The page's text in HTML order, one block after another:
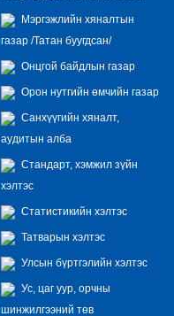
Мэргэжлийн хяналтын
газар /Татан буугдсан/
Онцгой байдлын газар
Орон нутгийн өмчийн газар
Санхүүгийн хяналт,
аудитын алба
Стандарт, хэмжил зүйн
хэлтэс
Статистикийн хэлтэс
Татварын хэлтэс
Улсын бүртгэлийн хэлтэс
Ус, цаг уур, орчны
шинжилгээний төв